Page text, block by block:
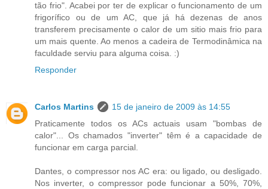
tão frio". Acabei por ter de explicar o funcionamento de um
frigorífico ou de um AC, que já há dezenas de anos
transferem precisamente o calor de um sitio mais frio para
um mais quente. Ao menos a cadeira de Termodinâmica na
faculdade serviu para alguma coisa. :)
Responder
Carlos Martins
15 de janeiro de 2009 às 14:55
Praticamente todos os ACs actuais usam "bombas de
calor"... Os chamados "inverter" têm é a capacidade de
funcionar em carga parcial.
Dantes, o compressor nos AC era: ou ligado, ou desligado.
Nos inverter, o compressor pode funcionar a 50%, 70%,